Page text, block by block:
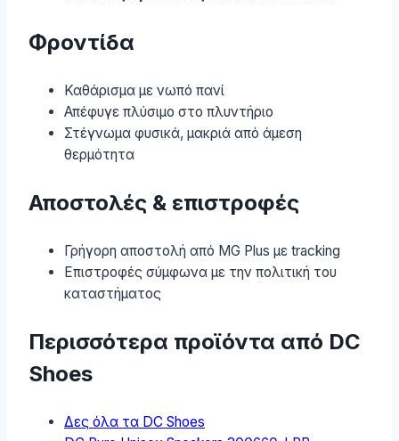
Φροντίδα
Καθάρισμα με νωπό πανί
Απέφυγε πλύσιμο στο πλυντήριο
Στέγνωμα φυσικά, μακριά από άμεση
θερμότητα
Αποστολές & επιστροφές
Γρήγορη αποστολή από MG Plus με tracking
Επιστροφές σύμφωνα με την πολιτική του
καταστήματος
Περισσότερα προϊόντα από DC
Shoes
Δες όλα τα DC Shoes